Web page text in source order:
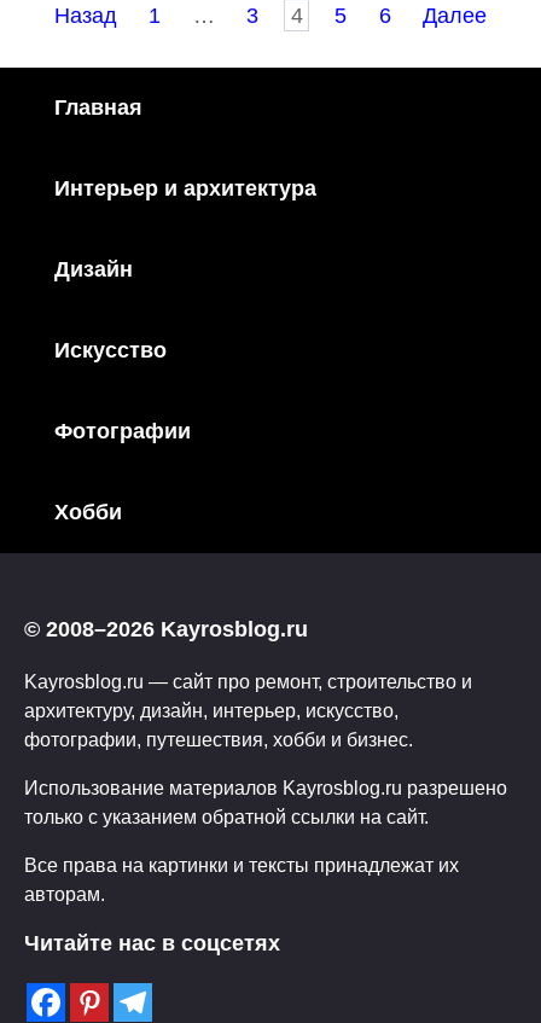
Пагинация
Назад 1 … 3 4 5 6 Далее
Главная
Интерьер и архитектура
Дизайн
Искусство
Фотографии
Хобби
© 2008–2026 Kayrosblog.ru
Kayrosblog.ru — сайт про ремонт, строительство и
архитектуру, дизайн, интерьер, искусство,
фотографии, путешествия, хобби и бизнес.
Использование материалов Kayrosblog.ru разрешено
только с указанием обратной ссылки на сайт.
Все права на картинки и тексты принадлежат их
авторам.
Читайте нас в соцсетях